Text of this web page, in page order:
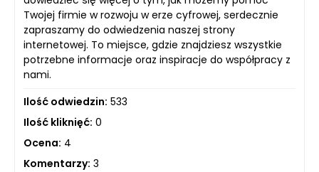
Twojej firmie w rozwoju w erze cyfrowej, serdecznie
zapraszamy do odwiedzenia naszej strony
internetowej. To miejsce, gdzie znajdziesz wszystkie
potrzebne informacje oraz inspiracje do współpracy z
nami.
Ilość odwiedzin: 533
Ilość kliknięć: 0
Ocena: 4
Komentarzy: 3